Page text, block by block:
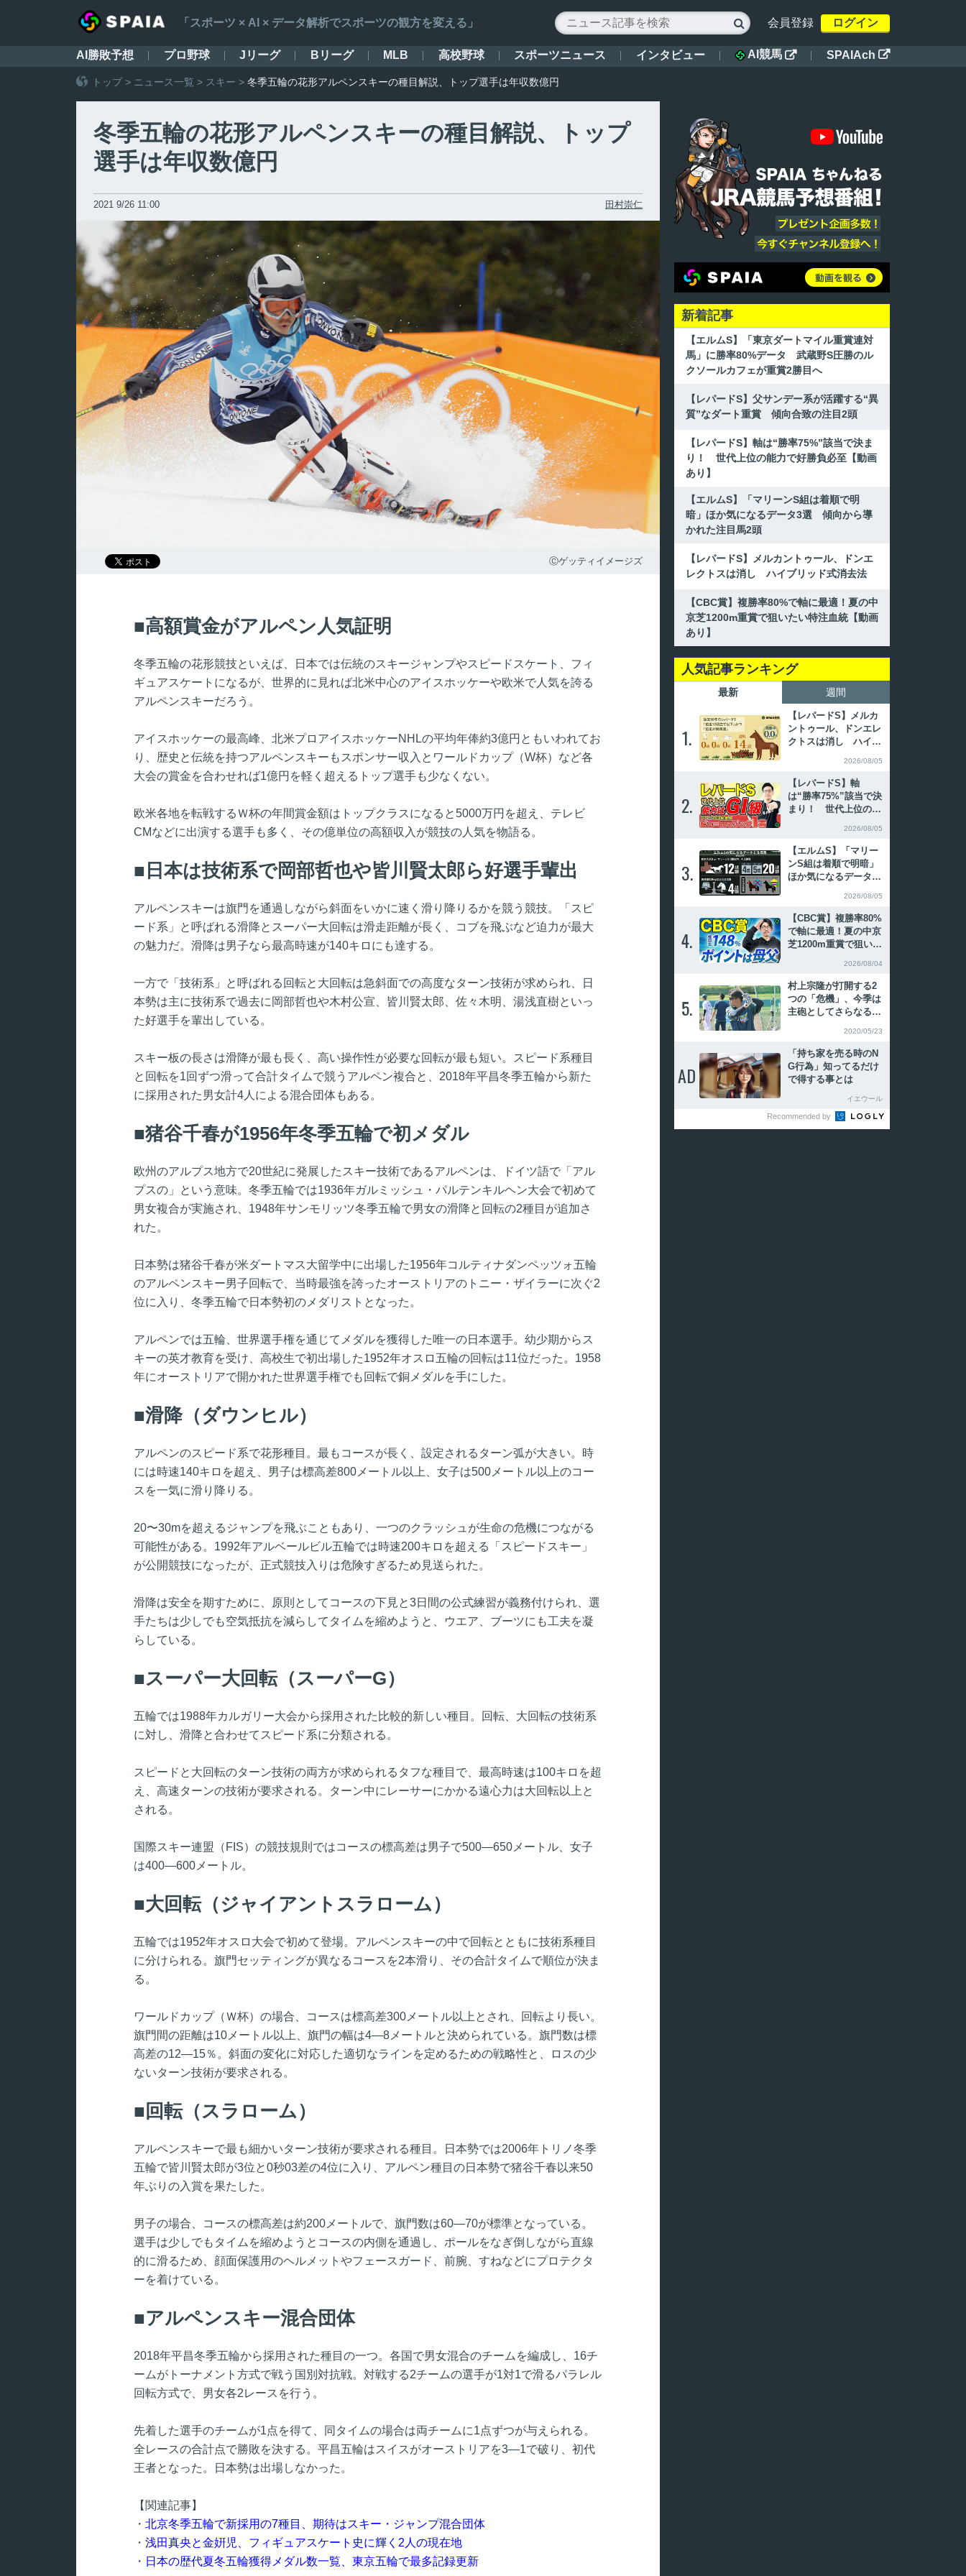
「スポーツ × AI × データ解析でスポーツの観方を変える」  会員登録 ログイン
AI勝敗予想 プロ野球 Jリーグ Bリーグ MLB 高校野球 スポーツニュース インタビュー AI競馬  SPAIAch 
トップ> ニュース一覧 > スキー > 冬季五輪の花形アルペンスキーの種目解説、トップ選手は年収数億円
冬季五輪の花形アルペンスキーの種目解説、トップ
選手は年収数億円
2021 9/26 11:00 田村崇仁
Ⓒゲッティイメージズ
高額賞金がアルペン人気証明
冬季五輪の花形競技といえば、日本では伝統のスキージャンプやスピードスケート、フィ
ギュアスケートになるが、世界的に見れば北米中心のアイスホッケーや欧米で人気を誇る
アルペンスキーだろう。
アイスホッケーの最高峰、北米プロアイスホッケーNHLの平均年俸約3億円ともいわれてお
り、歴史と伝統を持つアルペンスキーもスポンサー収入とワールドカップ（W杯）など各
大会の賞金を合わせれば1億円を軽く超えるトップ選手も少なくない。
欧米各地を転戦するＷ杯の年間賞金額はトップクラスになると5000万円を超え、テレビ
CMなどに出演する選手も多く、その億単位の高額収入が競技の人気を物語る。
日本は技術系で岡部哲也や皆川賢太郎ら好選手輩出
アルペンスキーは旗門を通過しながら斜面をいかに速く滑り降りるかを競う競技。「スピ
ード系」と呼ばれる滑降とスーパー大回転は滑走距離が長く、コブを飛ぶなど迫力が最大
の魅力だ。滑降は男子なら最高時速が140キロにも達する。
一方で「技術系」と呼ばれる回転と大回転は急斜面での高度なターン技術が求められ、日
本勢は主に技術系で過去に岡部哲也や木村公宣、皆川賢太郎、佐々木明、湯浅直樹といっ
た好選手を輩出している。
スキー板の長さは滑降が最も長く、高い操作性が必要な回転が最も短い。スピード系種目
と回転を1回ずつ滑って合計タイムで競うアルペン複合と、2018年平昌冬季五輪から新た
に採用された男女計4人による混合団体もある。
猪谷千春が1956年冬季五輪で初メダル
欧州のアルプス地方で20世紀に発展したスキー技術であるアルペンは、ドイツ語で「アル
プスの」という意味。冬季五輪では1936年ガルミッシュ・パルテンキルヘン大会で初めて
男女複合が実施され、1948年サンモリッツ冬季五輪で男女の滑降と回転の2種目が追加さ
れた。
日本勢は猪谷千春が米ダートマス大留学中に出場した1956年コルティナダンペッツォ五輪
のアルペンスキー男子回転で、当時最強を誇ったオーストリアのトニー・ザイラーに次ぐ2
位に入り、冬季五輪で日本勢初のメダリストとなった。
アルペンでは五輪、世界選手権を通じてメダルを獲得した唯一の日本選手。幼少期からス
キーの英才教育を受け、高校生で初出場した1952年オスロ五輪の回転は11位だった。1958
年にオーストリアで開かれた世界選手権でも回転で銅メダルを手にした。
滑降（ダウンヒル）
アルペンのスピード系で花形種目。最もコースが長く、設定されるターン弧が大きい。時
には時速140キロを超え、男子は標高差800メートル以上、女子は500メートル以上のコー
スを一気に滑り降りる。
20〜30mを超えるジャンプを飛ぶこともあり、一つのクラッシュが生命の危機につながる
可能性がある。1992年アルベールビル五輪では時速200キロを超える「スピードスキー」
が公開競技になったが、正式競技入りは危険すぎるため見送られた。
滑降は安全を期すために、原則としてコースの下見と3日間の公式練習が義務付けられ、選
手たちは少しでも空気抵抗を減らしてタイムを縮めようと、ウエア、ブーツにも工夫を凝
らしている。
スーパー大回転（スーパーG）
五輪では1988年カルガリー大会から採用された比較的新しい種目。回転、大回転の技術系
に対し、滑降と合わせてスピード系に分類される。
スピードと大回転のターン技術の両方が求められるタフな種目で、最高時速は100キロを超
え、高速ターンの技術が要求される。ターン中にレーサーにかかる遠心力は大回転以上と
される。
国際スキー連盟（FIS）の競技規則ではコースの標高差は男子で500―650メートル、女子
は400―600メートル。
大回転（ジャイアントスラローム）
五輪では1952年オスロ大会で初めて登場。アルペンスキーの中で回転とともに技術系種目
に分けられる。旗門セッティングが異なるコースを2本滑り、その合計タイムで順位が決ま
る。
ワールドカップ（Ｗ杯）の場合、コースは標高差300メートル以上とされ、回転より長い。
旗門間の距離は10メートル以上、旗門の幅は4―8メートルと決められている。旗門数は標
高差の12―15％。斜面の変化に対応した適切なラインを定めるための戦略性と、ロスの少
ないターン技術が要求される。
回転（スラローム）
アルペンスキーで最も細かいターン技術が要求される種目。日本勢では2006年トリノ冬季
五輪で皆川賢太郎が3位と0秒03差の4位に入り、アルペン種目の日本勢で猪谷千春以来50
年ぶりの入賞を果たした。
男子の場合、コースの標高差は約200メートルで、旗門数は60―70が標準となっている。
選手は少しでもタイムを縮めようとコースの内側を通過し、ポールをなぎ倒しながら直線
的に滑るため、顔面保護用のヘルメットやフェースガード、前腕、すねなどにプロテクタ
ーを着けている。
アルペンスキー混合団体
2018年平昌冬季五輪から採用された種目の一つ。各国で男女混合のチームを編成し、16チ
ームがトーナメント方式で戦う国別対抗戦。対戦する2チームの選手が1対1で滑るパラレル
回転方式で、男女各2レースを行う。
先着した選手のチームが1点を得て、同タイムの場合は両チームに1点ずつが与えられる。
全レースの合計点で勝敗を決する。平昌五輪はスイスがオーストリアを3―1で破り、初代
王者となった。日本勢は出場しなかった。
【関連記事】
・ 北京冬季五輪で新採用の7種目、期待はスキー・ジャンプ混合団体
・ 浅田真央と金姸児、フィギュアスケート史に輝く2人の現在地
・ 日本の歴代夏冬五輪獲得メダル数一覧、東京五輪で最多記録更新
新着記事
【エルムS】「東京ダートマイル重賞連対
馬」に勝率80%データ 武蔵野S圧勝のル
クソールカフェが重賞2勝目へ
【レパードS】父サンデー系が活躍する“異
質”なダート重賞 傾向合致の注目2頭
【レパードS】軸は“勝率75%”該当で決ま
り！ 世代上位の能力で好勝負必至【動画
あり】
【エルムS】「マリーンS組は着順で明
暗」ほか気になるデータ3選 傾向から導
かれた注目馬2頭
【レパードS】メルカントゥール、ドンエ
レクトスは消し ハイブリッド式消去法
【CBC賞】複勝率80%で軸に最適！夏の中
京芝1200m重賞で狙いたい特注血統【動画
あり】
人気記事ランキング
最新 週間
1.
【レパードS】メルカ
ントゥール、ドンエレ
クトスは消し ハイブ
2026/08/05
2.
【レパードS】軸
は“勝率75%”該当で決
まり！ 世代上位の能
2026/08/05
3.
【エルムS】「マリー
ンS組は着順で明暗」
ほか気になるデータ3
2026/08/05
4.
【CBC賞】複勝率80%
で軸に最適！夏の中京
芝1200m重賞で狙いた
2026/08/04
5.
村上宗隆が打開する2
つの「危機」、今季は
主砲としてさらなる飛
2020/05/23
AD
「持ち家を売る時のN
G行為」知ってるだけ
で得する事とは
イエウール
Recommended by